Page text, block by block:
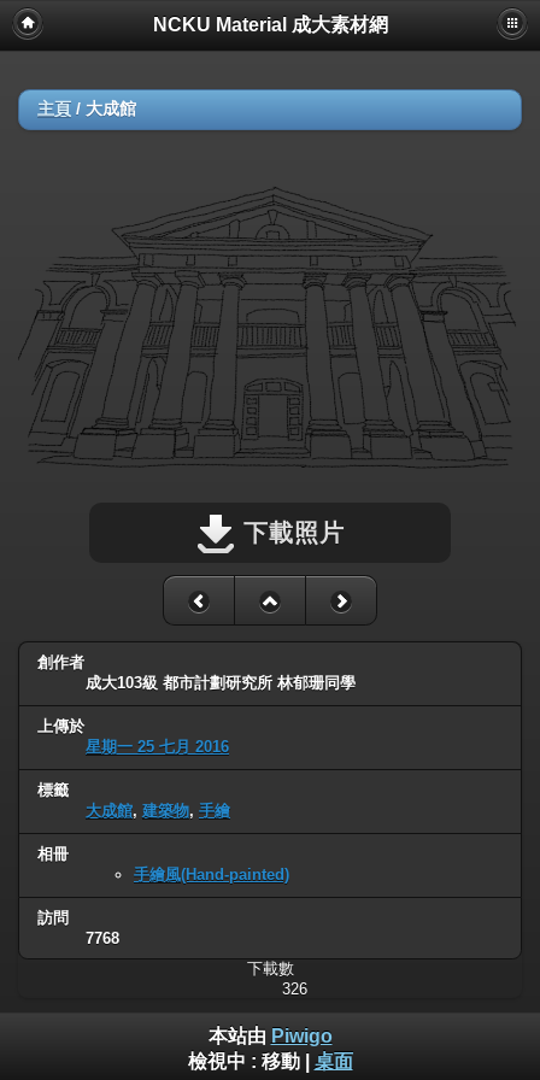
NCKU Material 成大素材網
主頁 / 大成館
下載照片
創作者
成大103級 都市計劃研究所 林郁珊同學
上傳於
星期一 25 七月 2016
標籤
大成館, 建築物, 手繪
相冊
手繪風(Hand-painted)
訪問
7768
下載數
326
本站由 Piwigo
檢視中 : 移動| 桌面